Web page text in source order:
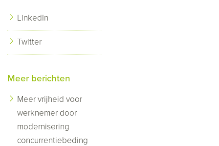
LinkedIn
Twitter
Meer berichten
Meer vrijheid voor
werknemer door
modernisering
concurrentiebeding